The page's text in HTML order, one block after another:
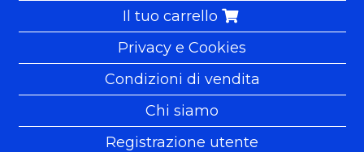
Il tuo carrello
Privacy e Cookies
Condizioni di vendita
Chi siamo
Registrazione utente